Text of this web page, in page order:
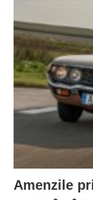
Amenzile